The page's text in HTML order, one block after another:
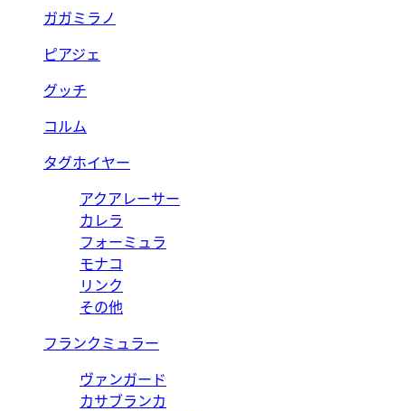
ガガミラノ
ピアジェ
グッチ
コルム
タグホイヤー
アクアレーサー
カレラ
フォーミュラ
モナコ
リンク
その他
フランクミュラー
ヴァンガード
カサブランカ